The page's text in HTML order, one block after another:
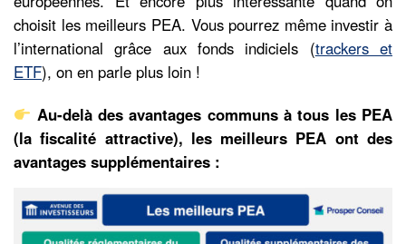
choisit les meilleurs PEA. Vous pourrez même investir à
l’international grâce aux fonds indiciels (trackers et
ETF), on en parle plus loin !
Au-delà des avantages communs à tous les PEA
(la fiscalité attractive), les meilleurs PEA ont des
avantages supplémentaires :